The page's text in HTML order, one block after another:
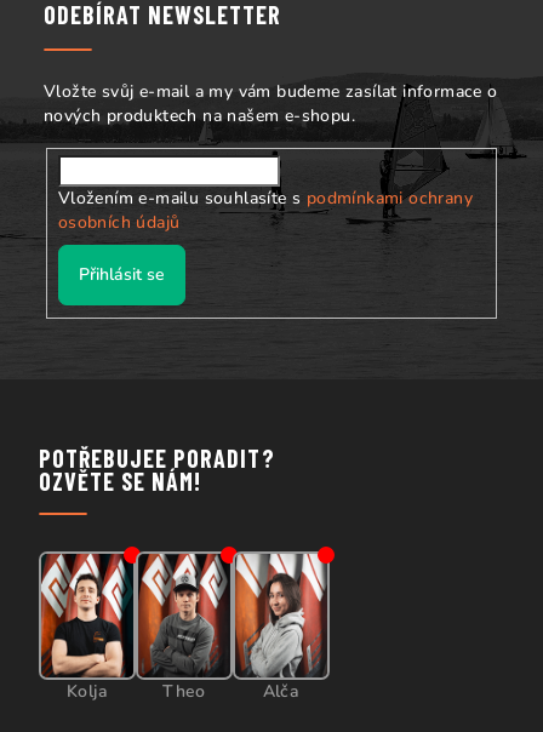
ODEBÍRAT NEWSLETTER
Vložte svůj e-mail a my vám budeme zasílat informace o
nových produktech na našem e-shopu.
Vložením e-mailu souhlasíte s podmínkami ochrany
osobních údajů
Přihlásit se
POTŘEBUJEE PORADIT?
OZVĚTE SE NÁM!
Kolja Theo Alča